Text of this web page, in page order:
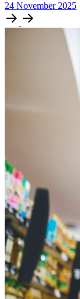
24 November 2025